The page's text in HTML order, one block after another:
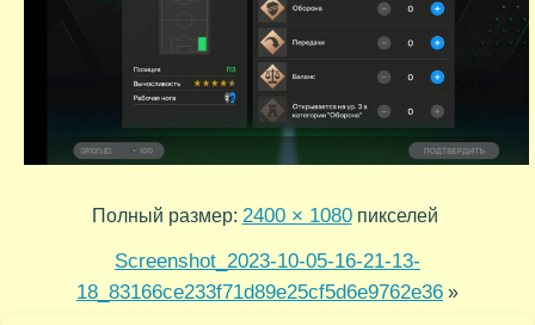
Полный размер: 2400 × 1080пикселей
Screenshot_2023-10-05-16-21-13-
18_83166ce233f71d89e25cf5d6e9762e36 »